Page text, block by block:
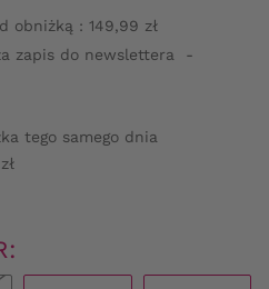
obniżką : 149,99 zł
zapis do newslettera -
tego samego dnia